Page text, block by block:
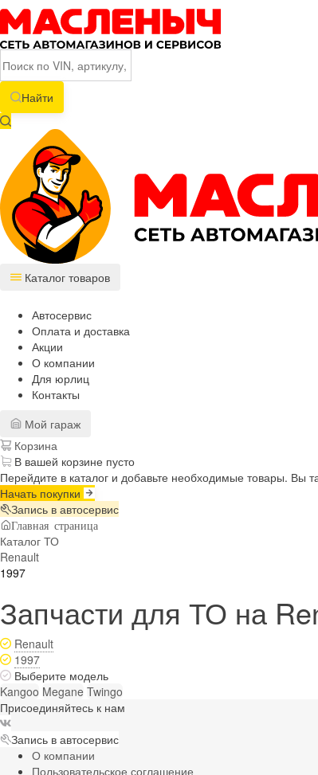
Найти
Каталог товаров
Автосервис
Оплата и доставка
Акции
О компании
Для юрлиц
Контакты
Мой гараж
Корзина
В вашей корзине пусто
Перейдите в каталог и добавьте необходимые товары. Вы
Начать покупки
Запись в автосервис
Главная страница
Каталог ТО
Renault
1997
Запчасти для ТО на
Renault
1997
Выберите модель
Kangoo Megane Twingo
Присоединяйтесь к нам
Запись в автосервис
О компании
Пользовательское соглашение